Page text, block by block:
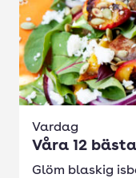
Vardag
Våra 12
Glöm blaskig